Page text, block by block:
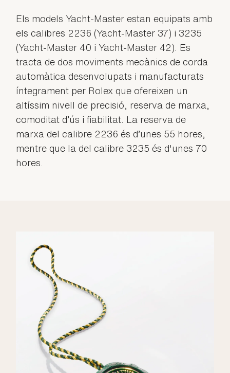
Els models Yacht-Master estan equipats amb
els calibres 2236 (Yacht-Master 37) i 3235
(Yacht-Master 40 i Yacht-Master 42). Es
tracta de dos moviments mecànics de corda
automàtica desenvolupats i manufacturats
íntegrament per Rolex que ofereixen un
altíssim nivell de precisió, reserva de marxa,
comoditat d’ús i fiabilitat. La reserva de
marxa del calibre 2236 és d’unes 55 hores,
mentre que la del calibre 3235 és d'unes 70
hores.